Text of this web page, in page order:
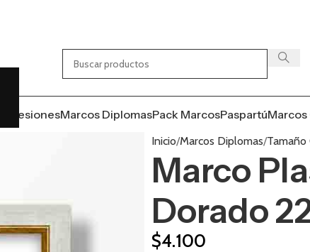
ImpresionesMarcos DiplomasPack MarcosPaspartúMarcos
Inicio Marcos Diplomas Tamaño
Marco
Dorado
$4.100